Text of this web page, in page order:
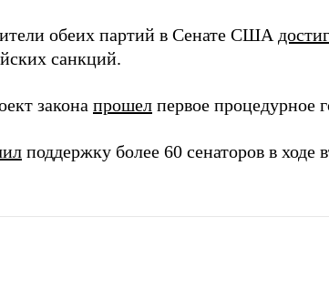
обеих партий в Сенате США
санкций.
закона прошел первое процедурное
поддержку более 60 сенаторов в ходе